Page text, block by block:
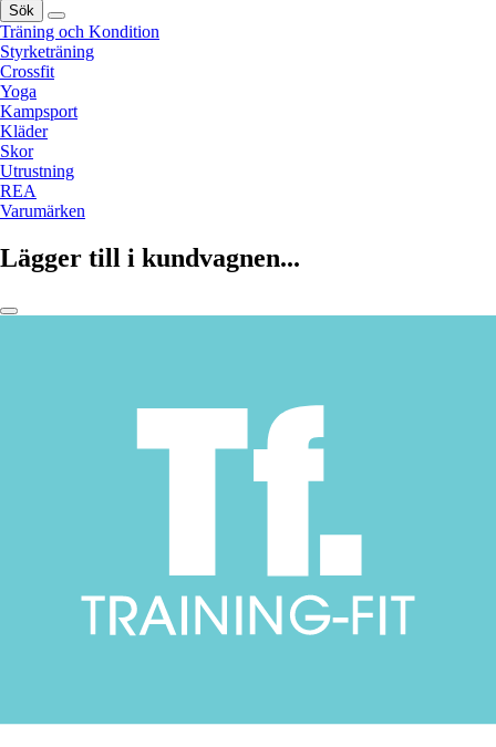
Sök
Träning och Kondition
Styrketräning
Crossfit
Yoga
Kampsport
Kläder
Skor
Utrustning
REA
Varumärken
Lägger till i kundvagnen...